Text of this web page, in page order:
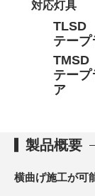
対応灯具
TLSD
テー
TMSD
テー
ア
製品概要
横曲げ施工が可